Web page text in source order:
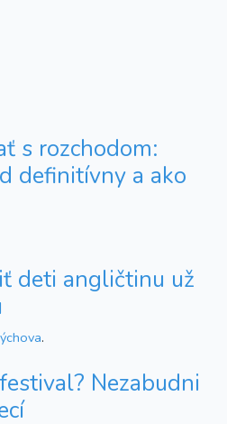
s rozchodom:
definitívny a ako
deti angličtinu už
.
Nezabudni